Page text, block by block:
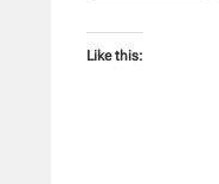
Like this: